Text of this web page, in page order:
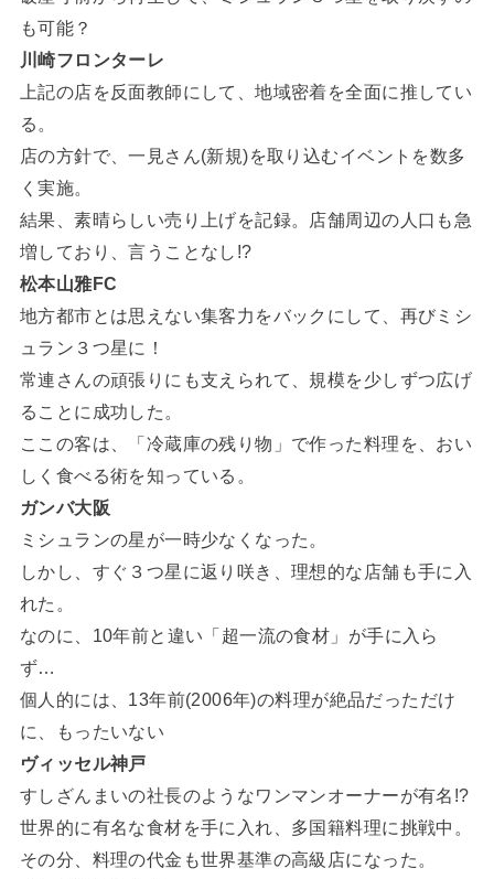
も可能？
川崎フロンターレ
上記の店を反面教師にして、地域密着を全面に推してい
る。
店の方針で、一見さん(新規)を取り込むイベントを数多
く実施。
結果、素晴らしい売り上げを記録。店舗周辺の人口も急
増しており、言うことなし!?
松本山雅FC
地方都市とは思えない集客力をバックにして、再びミシ
ュラン３つ星に！
常連さんの頑張りにも支えられて、規模を少しずつ広げ
ることに成功した。
ここの客は、「冷蔵庫の残り物」で作った料理を、おい
しく食べる術を知っている。
ガンバ大阪
ミシュランの星が一時少なくなった。
しかし、すぐ３つ星に返り咲き、理想的な店舗も手に入
れた。
なのに、10年前と違い「超一流の食材」が手に入ら
ず…
個人的には、13年前(2006年)の料理が絶品だっただけ
に、もったいない
ヴィッセル神戸
すしざんまいの社長のようなワンマンオーナーが有名!?
世界的に有名な食材を手に入れ、多国籍料理に挑戦中。
その分、料理の代金も世界基準の高級店になった。